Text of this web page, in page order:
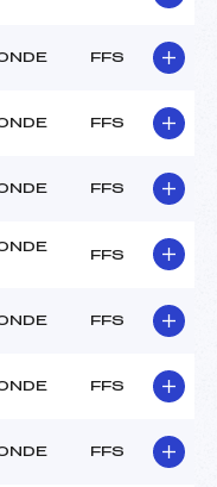
FFS
FFS
FFS
FFS
FFS
FFS
FFS